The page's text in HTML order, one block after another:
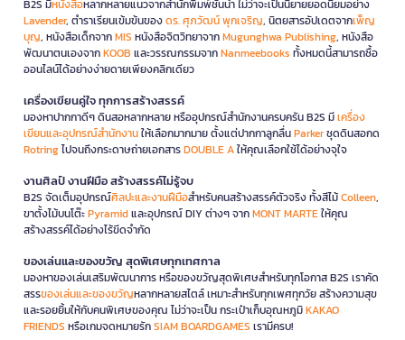
B2S มีหนังสือหลากหลายแนวจากสำนักพิมพ์ชั้นนำ ไม่ว่าจะเป็นนิยายยอดนิยมอย่าง
Lavender, ตำราเรียนเข้มข้นของดร. ศุภวัฒน์ พุกเจริญ, นิตยสารอัปเดตจากเพ็ญ
บุญ, หนังสือเด็กจากMIS หนังสือจิตวิทยาจากMugunghwa Publishing, หนังสือ
พัฒนาตนเองจากKOOB และวรรณกรรมจากNanmeebooks ทั้งหมดนี้สามารถซื้อ
ออนไลน์ได้อย่างง่ายดายเพียงคลิกเดียว
เครื่องเขียนคู่ใจ ทุกการสร้างสรรค์
มองหาปากกาดีๆ ดินสอหลากหลาย หรืออุปกรณ์สำนักงานครบครัน B2S มีเครื่อง
เขียนและอุปกรณ์สำนักงานให้เลือกมากมาย ตั้งแต่ปากกาลูกลื่นParkerชุดดินสอกด
Rotringไปจนถึงกระดาษถ่ายเอกสารDOUBLE Aให้คุณเลือกใช้ได้อย่างจุใจ
งานศิลป์ งานฝีมือ สร้างสรรค์ไม่รู้จบ
B2S จัดเต็มอุปกรณ์ศิลปะและงานฝีมือสำหรับคนสร้างสรรค์ตัวจริง ทั้งสีไม้Colleen,
ขาตั้งไม้บนโต๊ะPyramidและอุปกรณ์ DIY ต่างๆ จากMONT MARTEให้คุณ
สร้างสรรค์ได้อย่างไร้ขีดจำกัด
ของเล่นและของขวัญ สุดพิเศษทุกเทศกาล
มองหาของเล่นเสริมพัฒนาการ หรือของขวัญสุดพิเศษสำหรับทุกโอกาส B2S เราคัด
สรรของเล่นและของขวัญหลากหลายสไตล์ เหมาะสำหรับทุกเพศทุกวัย สร้างความสุข
และรอยยิ้มให้กับคนพิเศษของคุณ ไม่ว่าจะเป็น กระเป๋าเก็บอุณหภูมิKAKAO
FRIENDS หรือเกมจดหมายรักSIAM BOARDGAMES เรามีครบ!